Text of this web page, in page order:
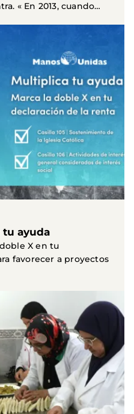
« En 2013, cuando
tu ayuda
X en tu
favorecer a proyectos